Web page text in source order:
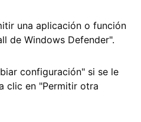
una aplicación o función
de Windows Defender".
configuración" si se le
clic en "Permitir otra